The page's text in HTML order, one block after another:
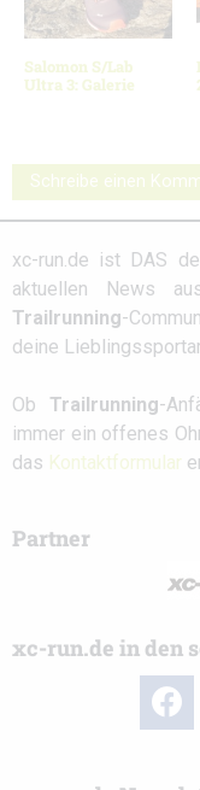
Salomon S/Lab
Ultra 3: Galerie
Schreibe einen
xc-run.de ist DAS
aktuellen News
Trailrunning-
deine
Ob Trailrunning-
immer ein offenes
das Kontaktformular
Partner
xc-run.de in den